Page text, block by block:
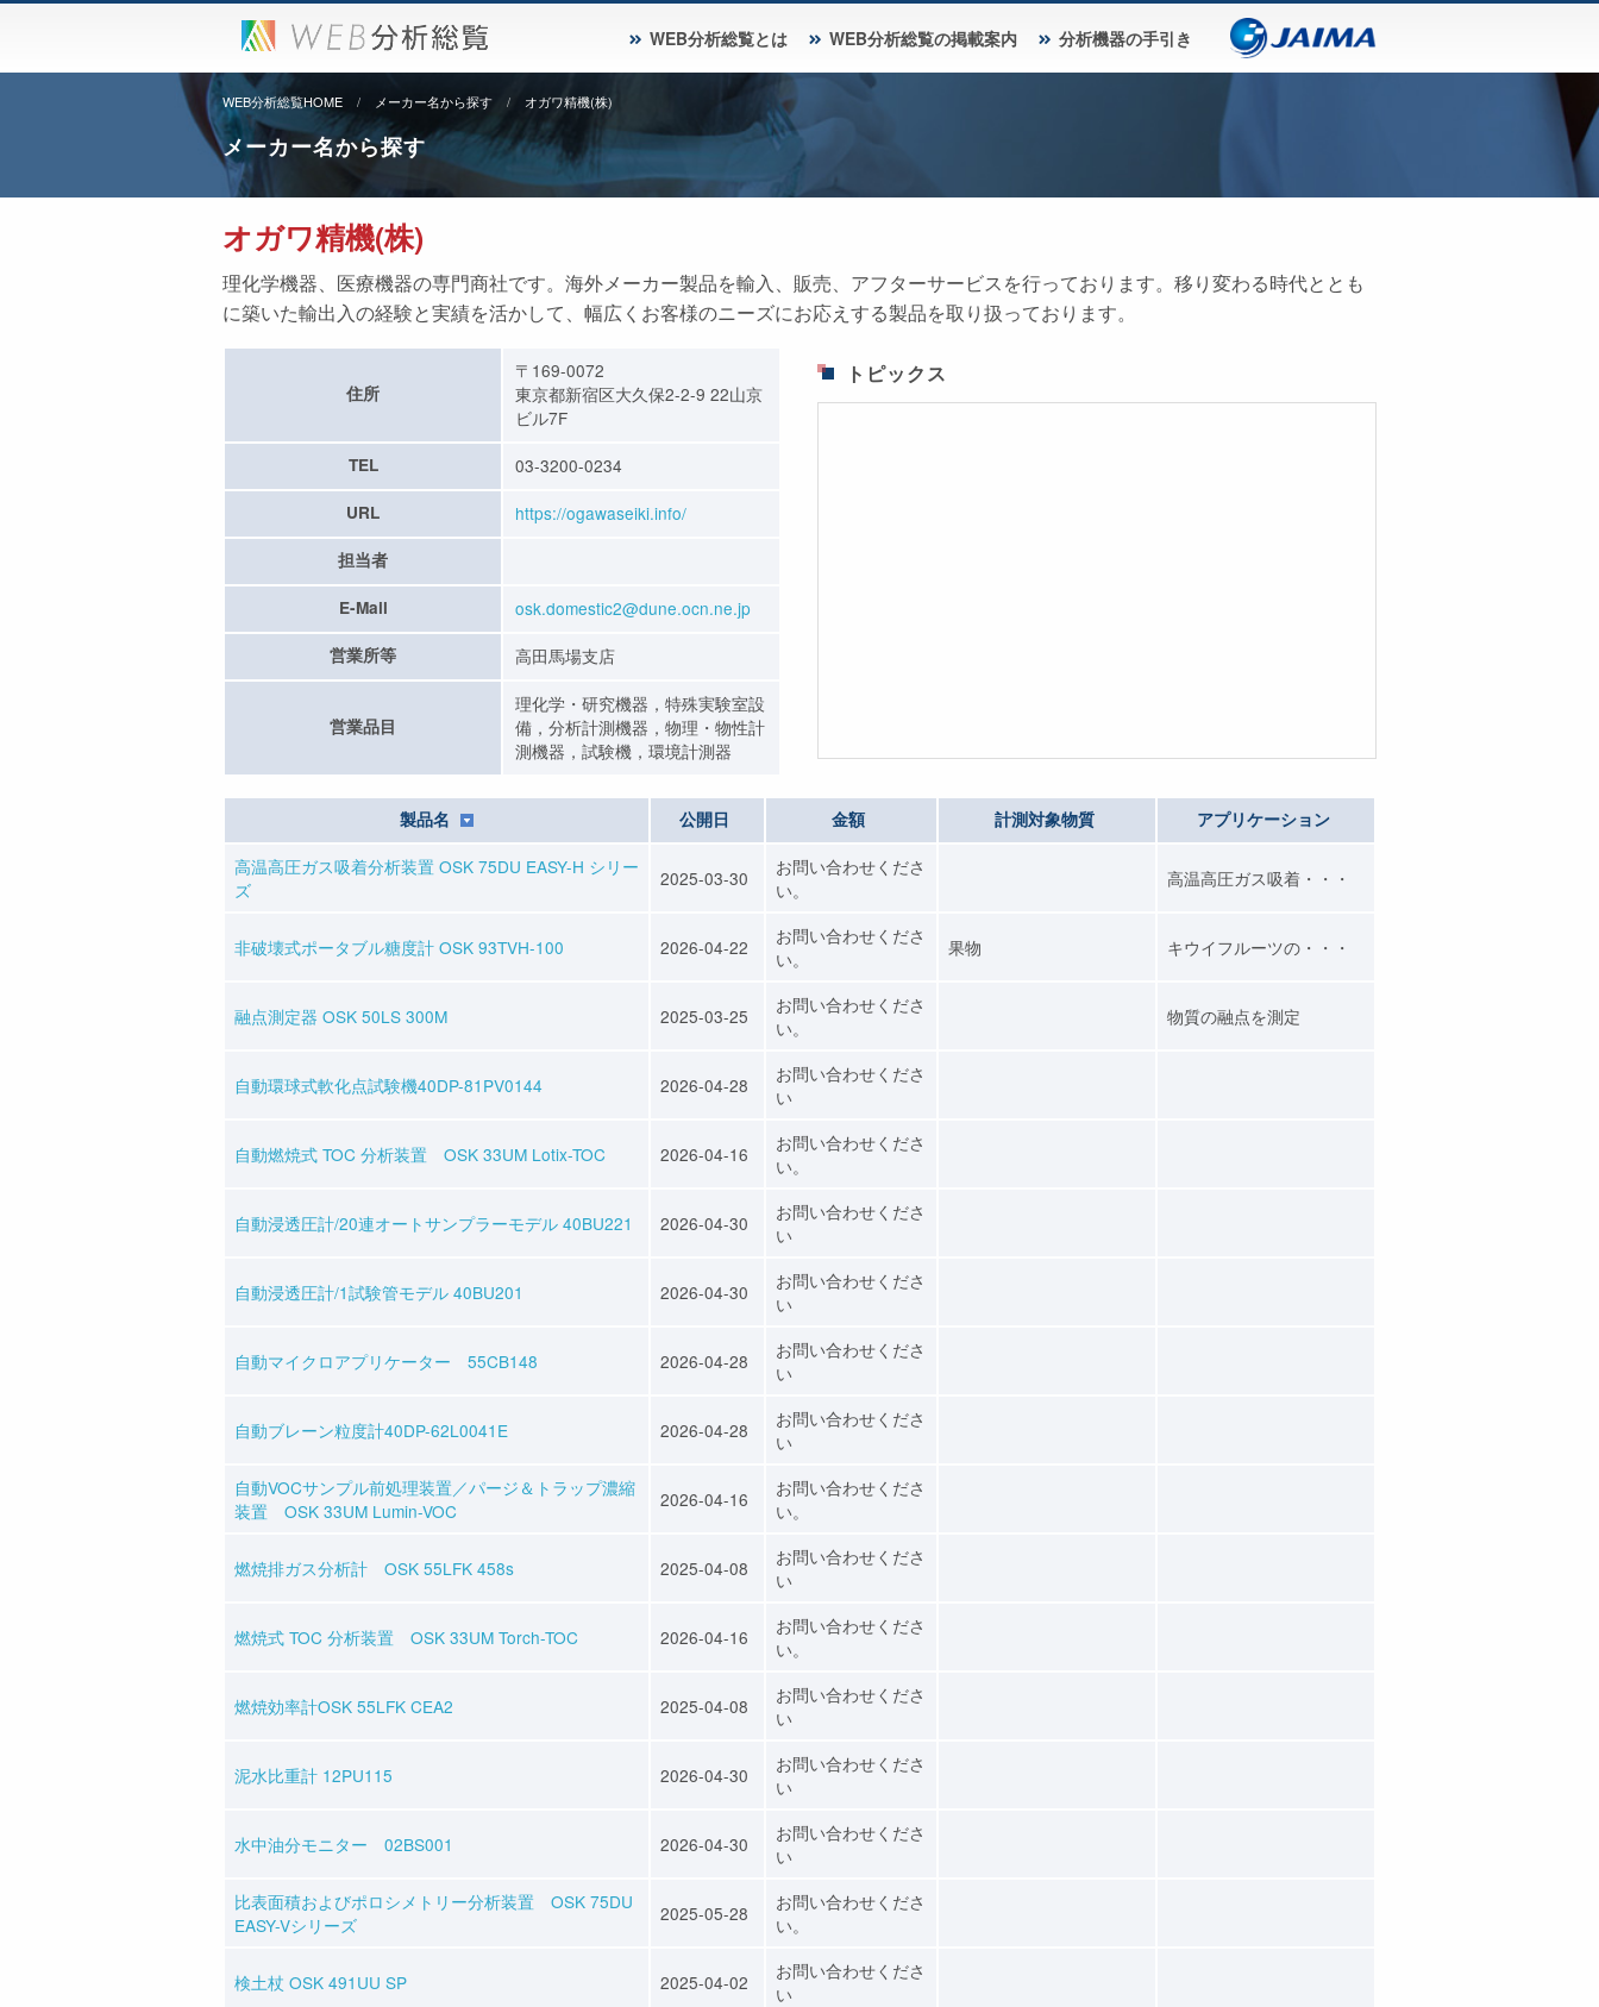
WEB分析総覧とは WEB分析総覧の掲載案内 分析機器の手引き
WEB分析総覧HOME メーカー名から探す オガワ精機(株)
メーカー名から探す
オガワ精機(株)
理化学機器、医療機器の専門商社です。海外メーカー製品を輸入、販売、アフターサービスを行っております。移り変わる時代ととも
に築いた輸出入の経験と実績を活かして、幅広くお客様のニーズにお応えする製品を取り扱っております。
住所
〒169-0072
東京都新宿区大久保2-2-9 22山京
ビル7F
TEL 03-3200-0234
URL https://ogawaseiki.info/
担当者
E-Mail osk.domestic2@dune.ocn.ne.jp
営業所等 高田馬場支店
営業品目
理化学・研究機器，特殊実験室設
備，分析計測機器，物理・物性計
測機器，試験機，環境計測器
トピックス
製品名 公開日 金額 計測対象物質 アプリケーション
高温高圧ガス吸着分析装置 OSK 75DU EASY-H シリー
ズ
2025-03-30
お問い合わせくださ
い。
高温高圧ガス吸着・・・
非破壊式ポータブル糖度計 OSK 93TVH-100 2026-04-22
お問い合わせくださ
い。
果物 キウイフルーツの・・・
融点測定器 OSK 50LS 300M 2025-03-25
お問い合わせくださ
い。
物質の融点を測定
自動環球式軟化点試験機40DP-81PV0144 2026-04-28
お問い合わせくださ
い
自動燃焼式 TOC 分析装置 OSK 33UM Lotix-TOC 2026-04-16
お問い合わせくださ
い。
自動浸透圧計/20連オートサンプラーモデル 40BU221 2026-04-30
お問い合わせくださ
い
自動浸透圧計/1試験管モデル 40BU201 2026-04-30
お問い合わせくださ
い
自動マイクロアプリケーター 55CB148 2026-04-28
お問い合わせくださ
い
自動ブレーン粒度計40DP-62L0041E 2026-04-28
お問い合わせくださ
い
自動VOCサンプル前処理装置／パージ＆トラップ濃縮
装置 OSK 33UM Lumin-VOC
2026-04-16
お問い合わせくださ
い。
燃焼排ガス分析計 OSK 55LFK 458s 2025-04-08
お問い合わせくださ
い
燃焼式 TOC 分析装置 OSK 33UM Torch-TOC 2026-04-16
お問い合わせくださ
い。
燃焼効率計OSK 55LFK CEA2 2025-04-08
お問い合わせくださ
い
泥水比重計 12PU115 2026-04-30
お問い合わせくださ
い
水中油分モニター 02BS001 2026-04-30
お問い合わせくださ
い
比表面積およびポロシメトリー分析装置 OSK 75DU
EASY-Vシリーズ
2025-05-28
お問い合わせくださ
い。
検土杖 OSK 491UU SP 2025-04-02
お問い合わせくださ
い